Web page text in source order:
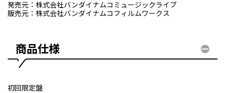
発売元：株式会社バンダイナムコミュージックライブ
販売元：株式会社バンダイナムコフィルムワークス
商品仕様
初回限定盤